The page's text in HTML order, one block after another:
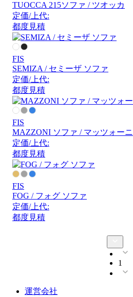
TUOCCA 215ソファ / ツオッカ
定価/上代:
都度見積
FIS
SEMIZA / セミーザ ソファ
定価/上代:
都度見積
FIS
MAZZONI ソファ / マッツォーニ
定価/上代:
都度見積
FIS
FOG / フォグ ソファ
定価/上代:
都度見積
1
運営会社